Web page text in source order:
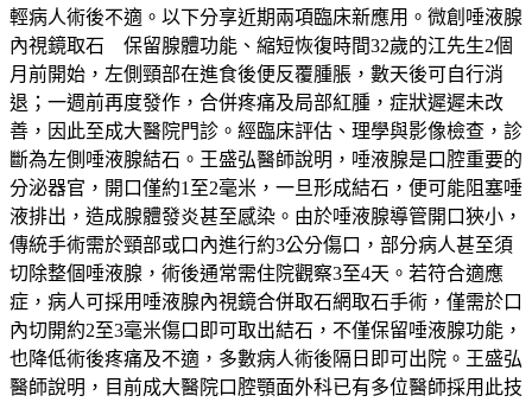
輕病人術後不適。以下分享近期兩項臨床新應用。微創唾液腺
內視鏡取石 保留腺體功能、縮短恢復時間32歲的江先生2個
月前開始，左側頸部在進食後便反覆腫脹，數天後可自行消
退；一週前再度發作，合併疼痛及局部紅腫，症狀遲遲未改
善，因此至成大醫院門診。經臨床評估、理學與影像檢查，診
斷為左側唾液腺結石。王盛弘醫師說明，唾液腺是口腔重要的
分泌器官，開口僅約1至2毫米，一旦形成結石，便可能阻塞唾
液排出，造成腺體發炎甚至感染。由於唾液腺導管開口狹小，
傳統手術需於頸部或口內進行約3公分傷口，部分病人甚至須
切除整個唾液腺，術後通常需住院觀察3至4天。若符合適應
症，病人可採用唾液腺內視鏡合併取石網取石手術，僅需於口
內切開約2至3毫米傷口即可取出結石，不僅保留唾液腺功能，
也降低術後疼痛及不適，多數病人術後隔日即可出院。王盛弘
醫師說明，目前成大醫院口腔顎面外科已有多位醫師採用此技